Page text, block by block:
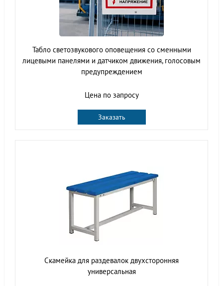
Табло светозвукового оповещения со сменными
лицевыми панелями и датчиком движения, голосовым
предупреждением
Цена по запросу
Заказать
Скамейка для раздевалок двухсторонняя
универсальная